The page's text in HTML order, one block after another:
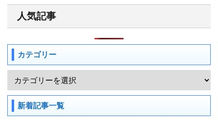
人気記事
カテゴリー
新着記事一覧